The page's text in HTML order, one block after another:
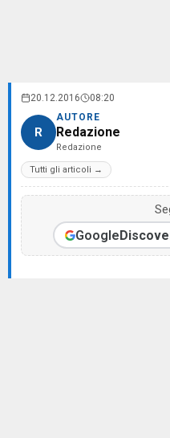
20.12.2016 08:20
R
AUTORE
Redazione
Redazione
Tutti gli articoli →
Google